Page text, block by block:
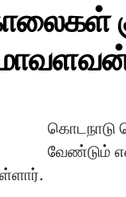
வேண்டும்